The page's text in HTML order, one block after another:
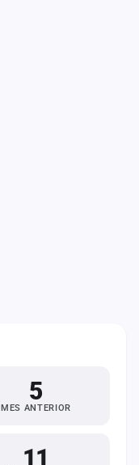
5
MES ANTERIOR
11